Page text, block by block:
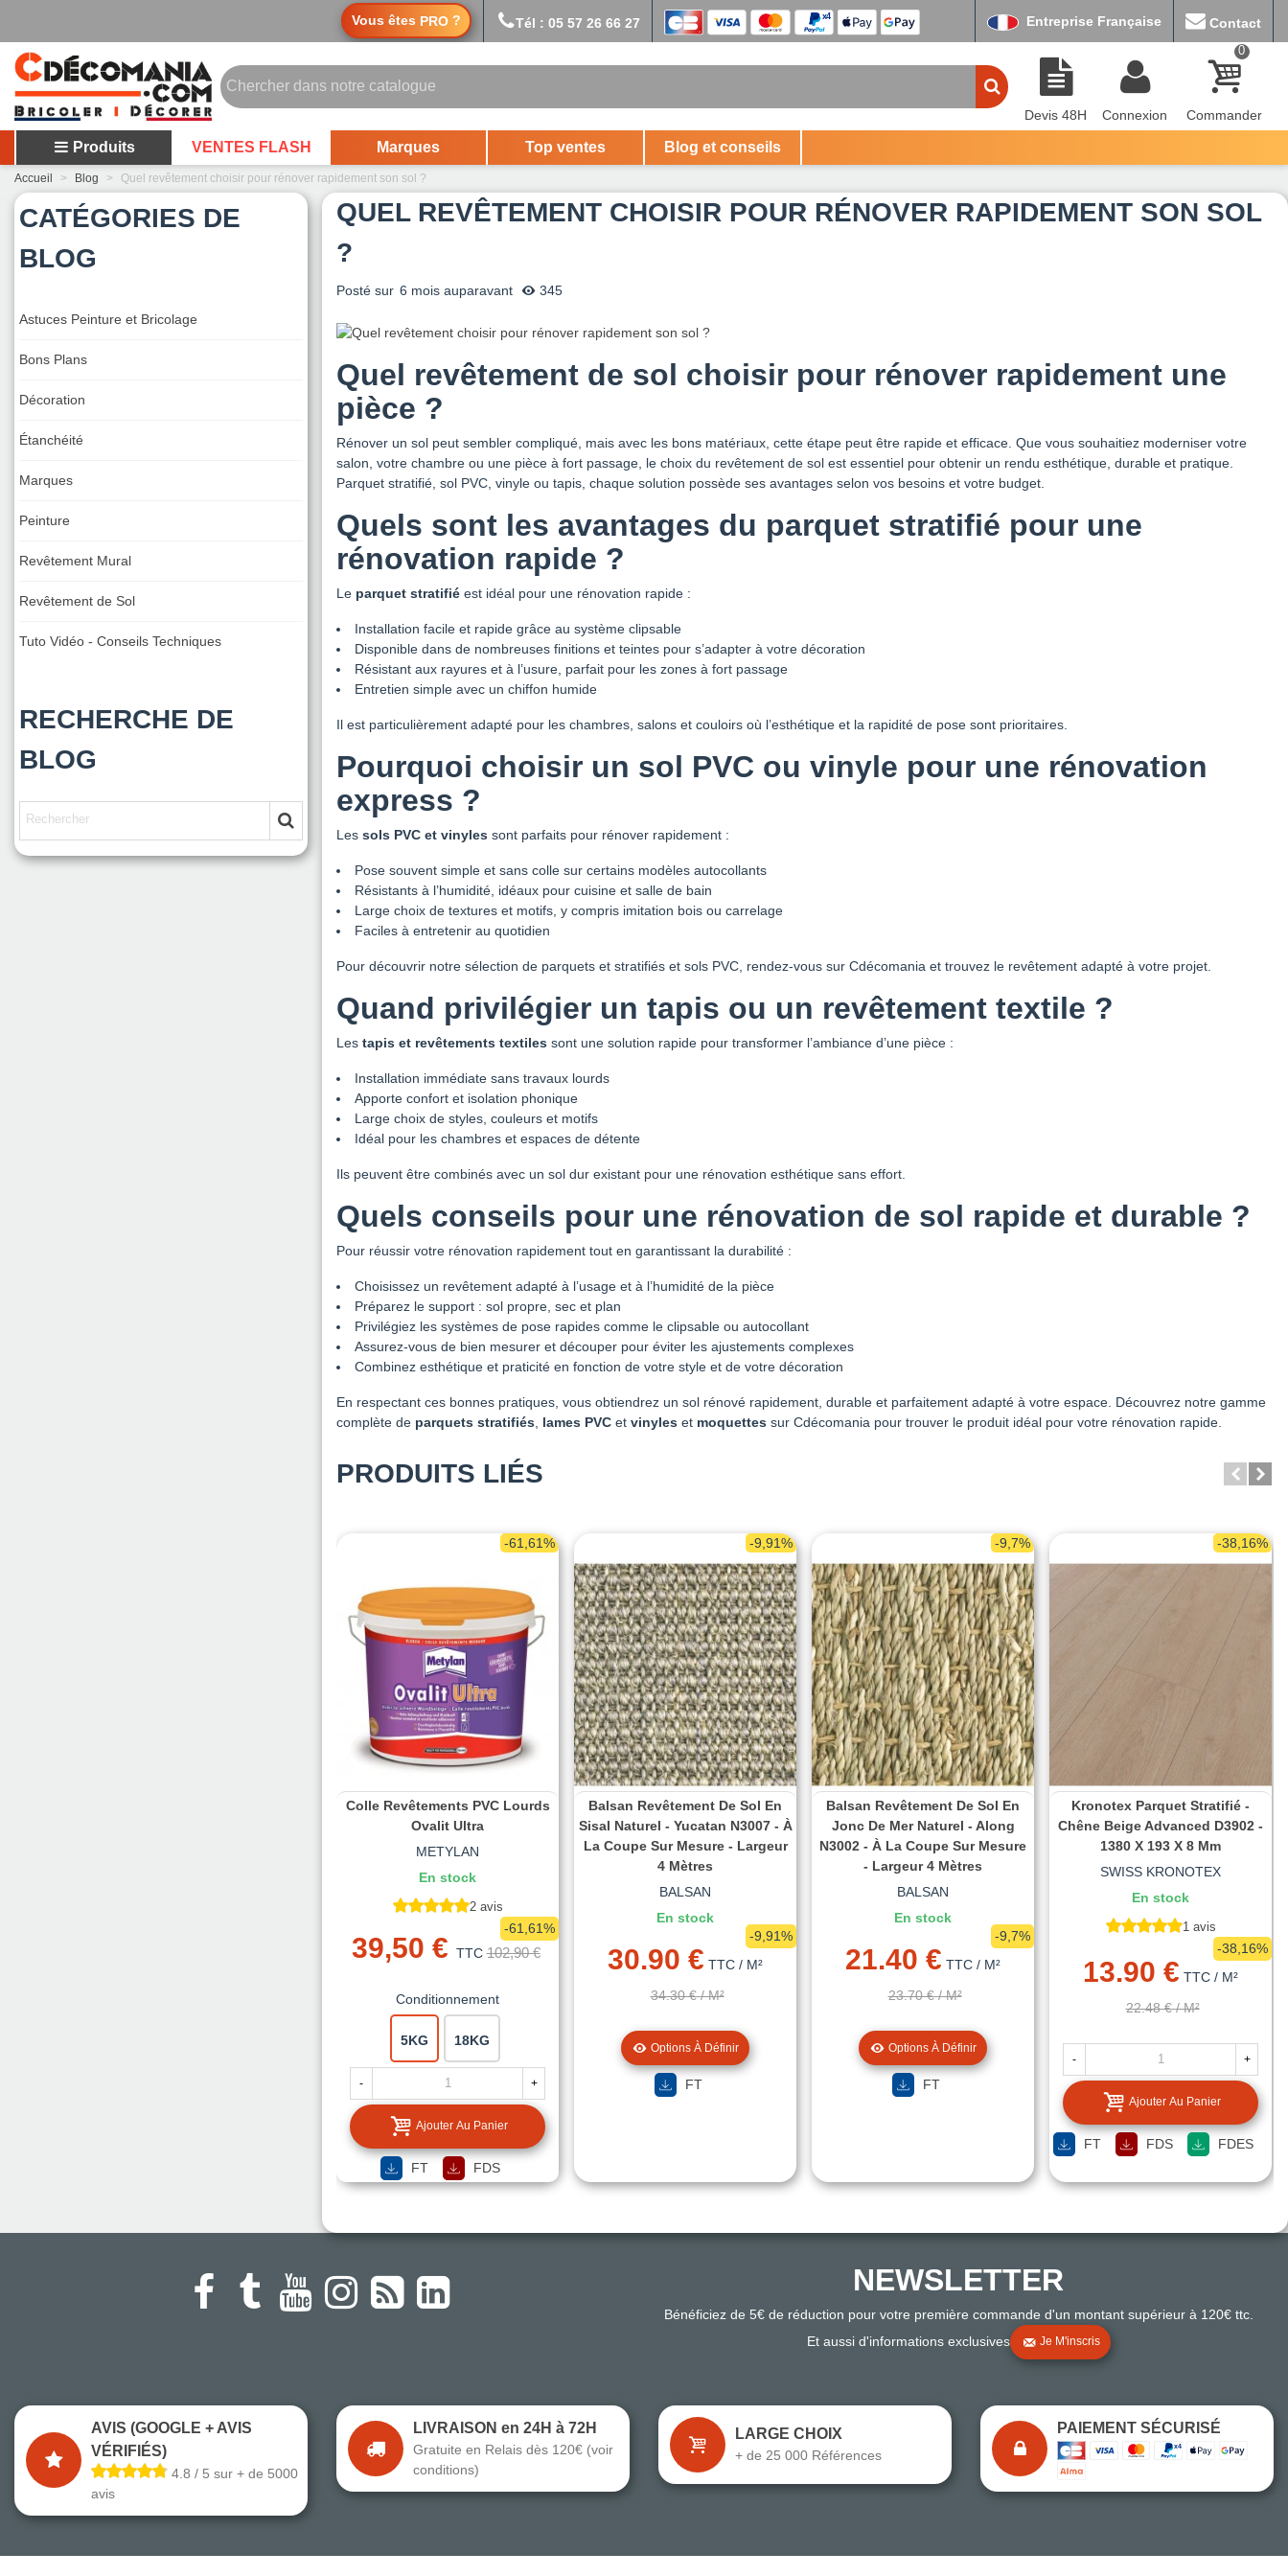
Vous êtes PRO ? Tél : 05 57 26 66 27 Entreprise Française Contact
Devis 48H Connexion
0
Commander
Produits VENTES FLASH Marques Top ventes Blog et conseils
Accueil > Blog > Quel revêtement choisir pour rénover rapidement son sol ?
CATÉGORIES DE
BLOG
Astuces Peinture et Bricolage
Bons Plans
Décoration
Étanchéité
Marques
Peinture
Revêtement Mural
Revêtement de Sol
Tuto Vidéo - Conseils Techniques
RECHERCHE DE
BLOG
QUEL REVÊTEMENT CHOISIR POUR RÉNOVER RAPIDEMENT SON SOL
?
Posté sur 6 mois auparavant 345
Quel revêtement de sol choisir pour rénover rapidement une
pièce ?
Rénover un sol peut sembler compliqué, mais avec les bons matériaux, cette étape peut être rapide et efficace. Que vous souhaitiez moderniser votre
salon, votre chambre ou une pièce à fort passage, le choix du revêtement de sol est essentiel pour obtenir un rendu esthétique, durable et pratique.
Parquet stratifié, sol PVC, vinyle ou tapis, chaque solution possède ses avantages selon vos besoins et votre budget.
Quels sont les avantages du parquet stratifié pour une
rénovation rapide ?
Le parquet stratifié est idéal pour une rénovation rapide :
Installation facile et rapide grâce au système clipsable
Disponible dans de nombreuses finitions et teintes pour s’adapter à votre décoration
Résistant aux rayures et à l’usure, parfait pour les zones à fort passage
Entretien simple avec un chiffon humide
Il est particulièrement adapté pour les chambres, salons et couloirs où l’esthétique et la rapidité de pose sont prioritaires.
Pourquoi choisir un sol PVC ou vinyle pour une rénovation
express ?
Les sols PVC et vinyles sont parfaits pour rénover rapidement :
Pose souvent simple et sans colle sur certains modèles autocollants
Résistants à l’humidité, idéaux pour cuisine et salle de bain
Large choix de textures et motifs, y compris imitation bois ou carrelage
Faciles à entretenir au quotidien
Pour découvrir notre sélection de parquets et stratifiés et sols PVC, rendez-vous sur Cdécomania et trouvez le revêtement adapté à votre projet.
Quand privilégier un tapis ou un revêtement textile ?
Les tapis et revêtements textiles sont une solution rapide pour transformer l’ambiance d’une pièce :
Installation immédiate sans travaux lourds
Apporte confort et isolation phonique
Large choix de styles, couleurs et motifs
Idéal pour les chambres et espaces de détente
Ils peuvent être combinés avec un sol dur existant pour une rénovation esthétique sans effort.
Quels conseils pour une rénovation de sol rapide et durable ?
Pour réussir votre rénovation rapidement tout en garantissant la durabilité :
Choisissez un revêtement adapté à l’usage et à l’humidité de la pièce
Préparez le support : sol propre, sec et plan
Privilégiez les systèmes de pose rapides comme le clipsable ou autocollant
Assurez-vous de bien mesurer et découper pour éviter les ajustements complexes
Combinez esthétique et praticité en fonction de votre style et de votre décoration
En respectant ces bonnes pratiques, vous obtiendrez un sol rénové rapidement, durable et parfaitement adapté à votre espace. Découvrez notre gamme
complète de parquets stratifiés lames PVC et vinyles et moquettes sur Cdécomania pour trouver le produit idéal pour votre rénovation rapide.
PRODUITS LIÉS
-61,61%
Colle Revêtements PVC Lourds
Ovalit Ultra
METYLAN
En stock
2 avis
39,50 € TTC 102,90 €
-61,61%
Conditionnement
5KG 18KG
- +
Ajouter Au Panier
FT FDS
-9,91%
Balsan Revêtement De Sol En
Sisal Naturel - Yucatan N3007 - À
La Coupe Sur Mesure - Largeur
4 Mètres
BALSAN
En stock
30.90 € TTC / M²
34.30 € / M²
-9,91%
Options À Définir
FT
-9,7%
Balsan Revêtement De Sol En
Jonc De Mer Naturel - Along
N3002 - À La Coupe Sur Mesure
- Largeur 4 Mètres
BALSAN
En stock
21.40 € TTC / M²
23.70 € / M²
-9,7%
Options À Définir
FT
-38,16%
Kronotex Parquet Stratifié -
Chêne Beige Advanced D3902 -
1380 X 193 X 8 Mm
SWISS KRONOTEX
En stock
1 avis
13.90 € TTC / M²
22.48 € / M²
-38,16%
- +
Ajouter Au Panier
FT FDS FDES
NEWSLETTER
Bénéficiez de 5€ de réduction pour votre première commande d'un montant supérieur à 120€ ttc.
Et aussi d'informations exclusives
Je M'inscris
AVIS (GOOGLE + AVIS
VÉRIFIÉS)
4.8 / 5 sur + de 5000
avis
LIVRAISON en 24H à 72H
Gratuite en Relais dès 120€ (voir
conditions)
LARGE CHOIX
+ de 25 000 Références
PAIEMENT SÉCURISÉ